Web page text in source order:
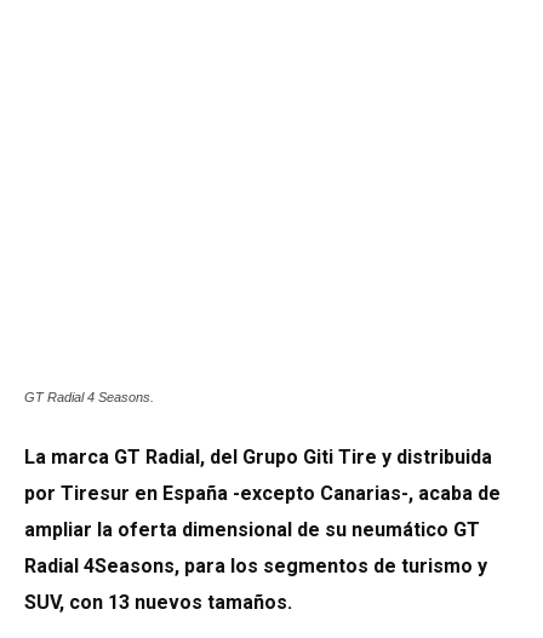
GT Radial 4 Seasons.
La marca GT Radial, del Grupo Giti Tire y distribuida
por Tiresur en España -excepto Canarias-, acaba de
ampliar la oferta dimensional de su neumático GT
Radial 4Seasons, para los segmentos de turismo y
SUV, con 13 nuevos tamaños.